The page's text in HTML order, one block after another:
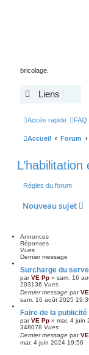
bricolage.
Liens
Accès rapide FAQ
Accueil Forum
Règles du forum
Nouveau sujet
Annonces
Réponses
Vues
Dernier message
Surcharge du
parVE Pp » sam. 16
203136 Vues
Dernier message par
sam. 16 août 2025
Faire de la
parVE Pp » mar. 4 juin
348078 Vues
Dernier message par
mar. 4 juin 2024 19:56